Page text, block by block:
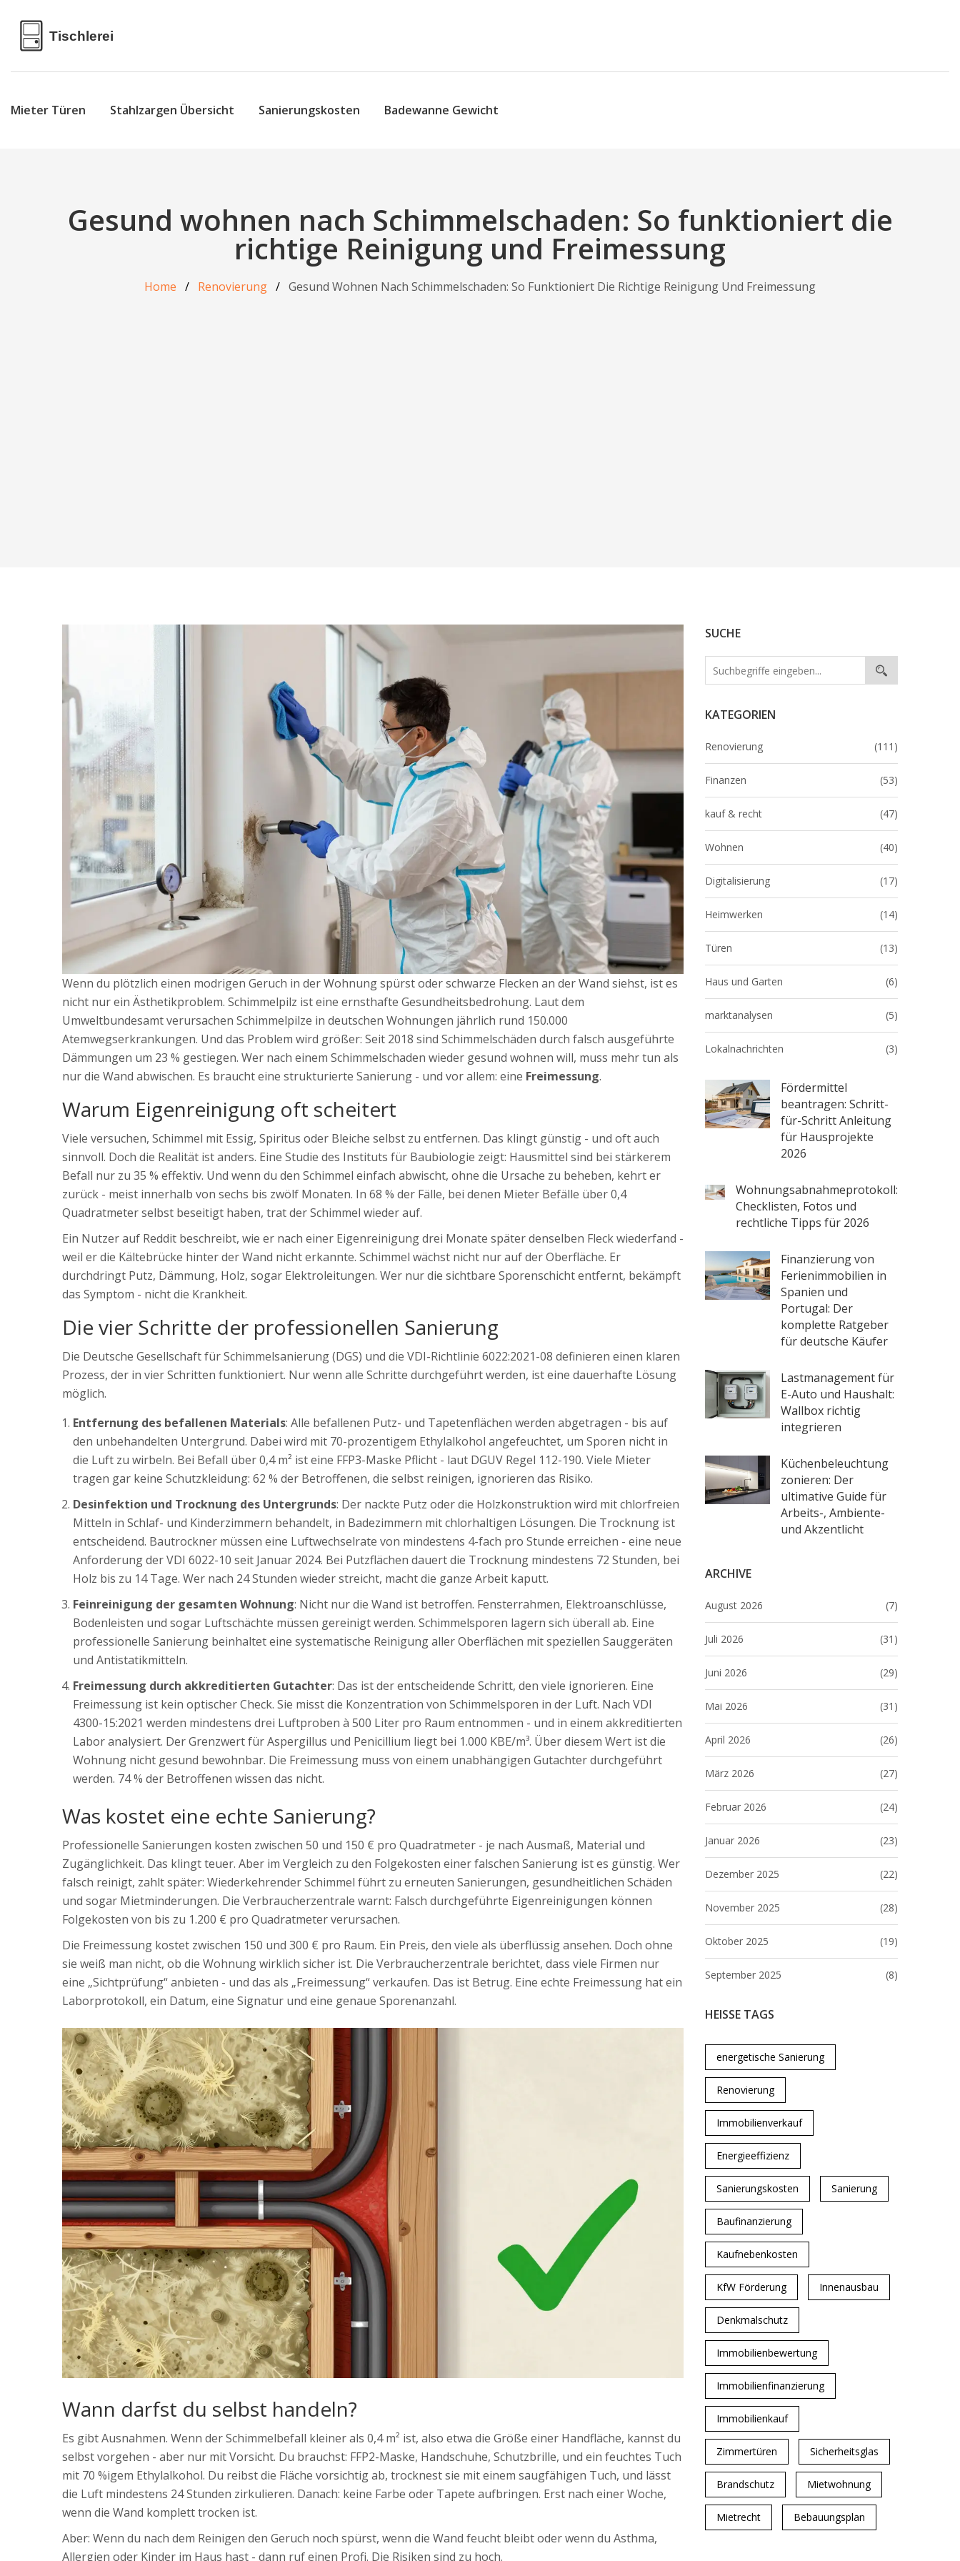
Mieter Türen Stahlzargen Übersicht Sanierungskosten Badewanne Gewicht
Gesund wohnen nach Schimmelschaden: So funktioniert die
richtige Reinigung und Freimessung
Home Renovierung Gesund Wohnen Nach Schimmelschaden: So Funktioniert Die Richtige Reinigung Und Freimessung
SUCHE
KATEGORIEN
Renovierung (111)
Finanzen (53)
kauf & recht (47)
Wohnen (40)
Digitalisierung (17)
Heimwerken (14)
Türen (13)
Haus und Garten (6)
marktanalysen (5)
Lokalnachrichten (3)
Fördermittel
beantragen: Schritt-
für-Schritt Anleitung
für Hausprojekte
2026
Wohnungsabnahmeprotokoll:
Checklisten, Fotos und
rechtliche Tipps für 2026
Finanzierung von
Ferienimmobilien in
Spanien und
Portugal: Der
komplette Ratgeber
für deutsche Käufer
Lastmanagement für
E-Auto und Haushalt:
Wallbox richtig
integrieren
Küchenbeleuchtung
zonieren: Der
ultimative Guide für
Arbeits-, Ambiente-
und Akzentlicht
ARCHIVE
August 2026 (7)
Juli 2026 (31)
Juni 2026 (29)
Mai 2026 (31)
April 2026 (26)
März 2026 (27)
Februar 2026 (24)
Januar 2026 (23)
Dezember 2025 (22)
November 2025 (28)
Oktober 2025 (19)
September 2025 (8)
HEISSE TAGS
energetische Sanierung
Renovierung
Immobilienverkauf
Energieeffizienz
Sanierungskosten Sanierung
Baufinanzierung
Kaufnebenkosten
KfW Förderung Innenausbau
Denkmalschutz
Immobilienbewertung
Immobilienfinanzierung
Immobilienkauf
Zimmertüren Sicherheitsglas
Brandschutz Mietwohnung
Mietrecht Bebauungsplan
Wenn du plötzlich einen modrigen Geruch in der Wohnung spürst oder schwarze Flecken an der Wand siehst, ist es
nicht nur ein Ästhetikproblem. Schimmelpilz ist eine ernsthafte Gesundheitsbedrohung. Laut dem
Umweltbundesamt verursachen Schimmelpilze in deutschen Wohnungen jährlich rund 150.000
Atemwegserkrankungen. Und das Problem wird größer: Seit 2018 sind Schimmelschäden durch falsch ausgeführte
Dämmungen um 23 % gestiegen. Wer nach einem Schimmelschaden wieder gesund wohnen will, muss mehr tun als
nur die Wand abwischen. Es braucht eine strukturierte Sanierung - und vor allem: eine Freimessung.
Warum Eigenreinigung oft scheitert
Viele versuchen, Schimmel mit Essig, Spiritus oder Bleiche selbst zu entfernen. Das klingt günstig - und oft auch
sinnvoll. Doch die Realität ist anders. Eine Studie des Instituts für Baubiologie zeigt: Hausmittel sind bei stärkerem
Befall nur zu 35 % effektiv. Und wenn du den Schimmel einfach abwischt, ohne die Ursache zu beheben, kehrt er
zurück - meist innerhalb von sechs bis zwölf Monaten. In 68 % der Fälle, bei denen Mieter Befälle über 0,4
Quadratmeter selbst beseitigt haben, trat der Schimmel wieder auf.
Ein Nutzer auf Reddit beschreibt, wie er nach einer Eigenreinigung drei Monate später denselben Fleck wiederfand -
weil er die Kältebrücke hinter der Wand nicht erkannte. Schimmel wächst nicht nur auf der Oberfläche. Er
durchdringt Putz, Dämmung, Holz, sogar Elektroleitungen. Wer nur die sichtbare Sporenschicht entfernt, bekämpft
das Symptom - nicht die Krankheit.
Die vier Schritte der professionellen Sanierung
Die Deutsche Gesellschaft für Schimmelsanierung (DGS) und die VDI-Richtlinie 6022:2021-08 definieren einen klaren
Prozess, der in vier Schritten funktioniert. Nur wenn alle Schritte durchgeführt werden, ist eine dauerhafte Lösung
möglich.
Entfernung des befallenen Materials: Alle befallenen Putz- und Tapetenflächen werden abgetragen - bis auf
den unbehandelten Untergrund. Dabei wird mit 70-prozentigem Ethylalkohol angefeuchtet, um Sporen nicht in
die Luft zu wirbeln. Bei Befall über 0,4 m² ist eine FFP3-Maske Pflicht - laut DGUV Regel 112-190. Viele Mieter
tragen gar keine Schutzkleidung: 62 % der Betroffenen, die selbst reinigen, ignorieren das Risiko.
Desinfektion und Trocknung des Untergrunds: Der nackte Putz oder die Holzkonstruktion wird mit chlorfreien
Mitteln in Schlaf- und Kinderzimmern behandelt, in Badezimmern mit chlorhaltigen Lösungen. Die Trocknung ist
entscheidend. Bautrockner müssen eine Luftwechselrate von mindestens 4-fach pro Stunde erreichen - eine neue
Anforderung der VDI 6022-10 seit Januar 2024. Bei Putzflächen dauert die Trocknung mindestens 72 Stunden, bei
Holz bis zu 14 Tage. Wer nach 24 Stunden wieder streicht, macht die ganze Arbeit kaputt.
Feinreinigung der gesamten Wohnung: Nicht nur die Wand ist betroffen. Fensterrahmen, Elektroanschlüsse,
Bodenleisten und sogar Luftschächte müssen gereinigt werden. Schimmelsporen lagern sich überall ab. Eine
professionelle Sanierung beinhaltet eine systematische Reinigung aller Oberflächen mit speziellen Sauggeräten
und Antistatikmitteln.
Freimessung durch akkreditierten Gutachter: Das ist der entscheidende Schritt, den viele ignorieren. Eine
Freimessung ist kein optischer Check. Sie misst die Konzentration von Schimmelsporen in der Luft. Nach VDI
4300-15:2021 werden mindestens drei Luftproben à 500 Liter pro Raum entnommen - und in einem akkreditierten
Labor analysiert. Der Grenzwert für Aspergillus und Penicillium liegt bei 1.000 KBE/m³. Über diesem Wert ist die
Wohnung nicht gesund bewohnbar. Die Freimessung muss von einem unabhängigen Gutachter durchgeführt
werden. 74 % der Betroffenen wissen das nicht.
Was kostet eine echte Sanierung?
Professionelle Sanierungen kosten zwischen 50 und 150 € pro Quadratmeter - je nach Ausmaß, Material und
Zugänglichkeit. Das klingt teuer. Aber im Vergleich zu den Folgekosten einer falschen Sanierung ist es günstig. Wer
falsch reinigt, zahlt später: Wiederkehrender Schimmel führt zu erneuten Sanierungen, gesundheitlichen Schäden
und sogar Mietminderungen. Die Verbraucherzentrale warnt: Falsch durchgeführte Eigenreinigungen können
Folgekosten von bis zu 1.200 € pro Quadratmeter verursachen.
Die Freimessung kostet zwischen 150 und 300 € pro Raum. Ein Preis, den viele als überflüssig ansehen. Doch ohne
sie weiß man nicht, ob die Wohnung wirklich sicher ist. Die Verbraucherzentrale berichtet, dass viele Firmen nur
eine „Sichtprüfung“ anbieten - und das als „Freimessung“ verkaufen. Das ist Betrug. Eine echte Freimessung hat ein
Laborprotokoll, ein Datum, eine Signatur und eine genaue Sporenanzahl.
Wann darfst du selbst handeln?
Es gibt Ausnahmen. Wenn der Schimmelbefall kleiner als 0,4 m² ist, also etwa die Größe einer Handfläche, kannst du
selbst vorgehen - aber nur mit Vorsicht. Du brauchst: FFP2-Maske, Handschuhe, Schutzbrille, und ein feuchtes Tuch
mit 70 %igem Ethylalkohol. Du reibst die Fläche vorsichtig ab, trocknest sie mit einem saugfähigen Tuch, und lässt
die Luft mindestens 24 Stunden zirkulieren. Danach: keine Farbe oder Tapete aufbringen. Erst nach einer Woche,
wenn die Wand komplett trocken ist.
Aber: Wenn du nach dem Reinigen den Geruch noch spürst, wenn die Wand feucht bleibt oder wenn du Asthma,
Allergien oder Kinder im Haus hast - dann ruf einen Profi. Die Risiken sind zu hoch.